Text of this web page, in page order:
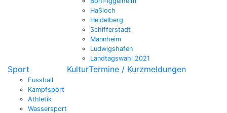
Haßloch
Heidelberg
Schifferstadt
Mannheim
Ludwigshafen
Landtagswahl 2021
Sport
Fussball
Kampfsport
Athletik
Wassersport
KulturTermine / Kurzmeldungen